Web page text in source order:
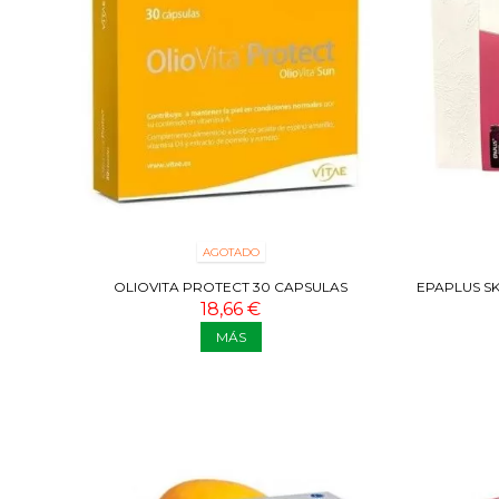
AGOTADO
OLIOVITA PROTECT 30 CAPSULAS
18,66 €
MÁS
EPAPLUS